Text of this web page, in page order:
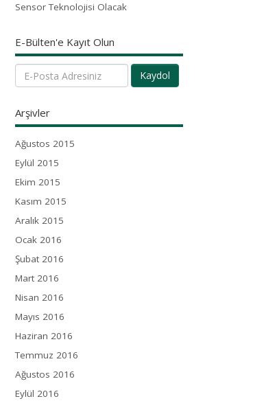
Sensor Teknolojisi Olacak
E-Bülten'e Kayıt Olun
Kaydol
Arşivler
Ağustos 2015
Eylül 2015
Ekim 2015
Kasım 2015
Aralık 2015
Ocak 2016
Şubat 2016
Mart 2016
Nisan 2016
Mayıs 2016
Haziran 2016
Temmuz 2016
Ağustos 2016
Eylül 2016